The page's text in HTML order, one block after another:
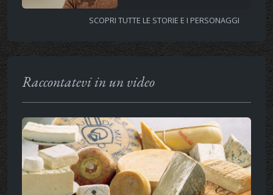
SCOPRI TUTTE LE STORIE E I PERSONAGGI
Raccontatevi in un video